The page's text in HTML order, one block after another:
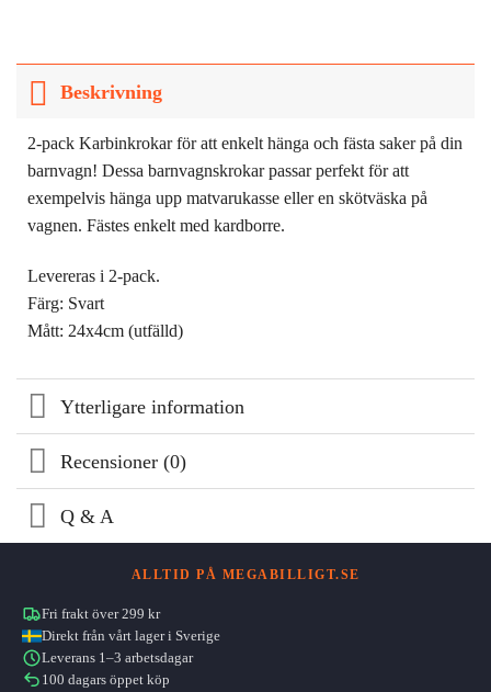
Beskrivning
2-pack Karbinkrokar för att enkelt hänga och fästa saker på din
barnvagn! Dessa barnvagnskrokar passar perfekt för att
exempelvis hänga upp matvarukasse eller en skötväska på
vagnen. Fästes enkelt med kardborre.
Levereras i 2-pack.
Färg: Svart
Mått: 24x4cm (utfälld)
Ytterligare information
Recensioner (0)
Q & A
ALLTID PÅ MEGABILLIGT.SE
Fri frakt över 299 kr
Direkt från vårt lager i Sverige
Leverans 1–3 arbetsdagar
100 dagars öppet köp